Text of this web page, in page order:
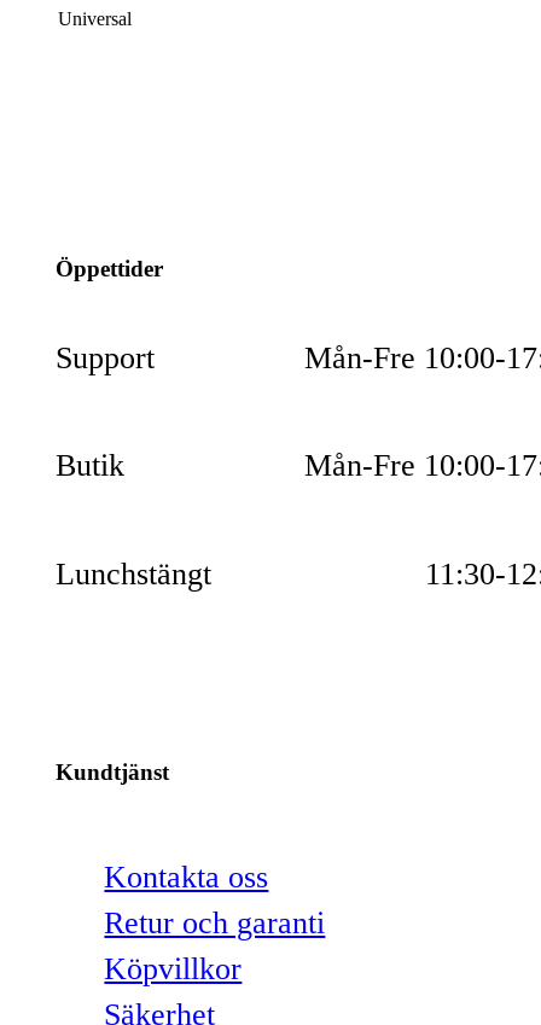
Universal
Öppettider
Support Mån-Fre 10:00-
Butik Mån-Fre 10:00-
Lunchstängt 11:30-
Kundtjänst
Kontakta oss
Retur och garanti
Köpvillkor
Säkerhet